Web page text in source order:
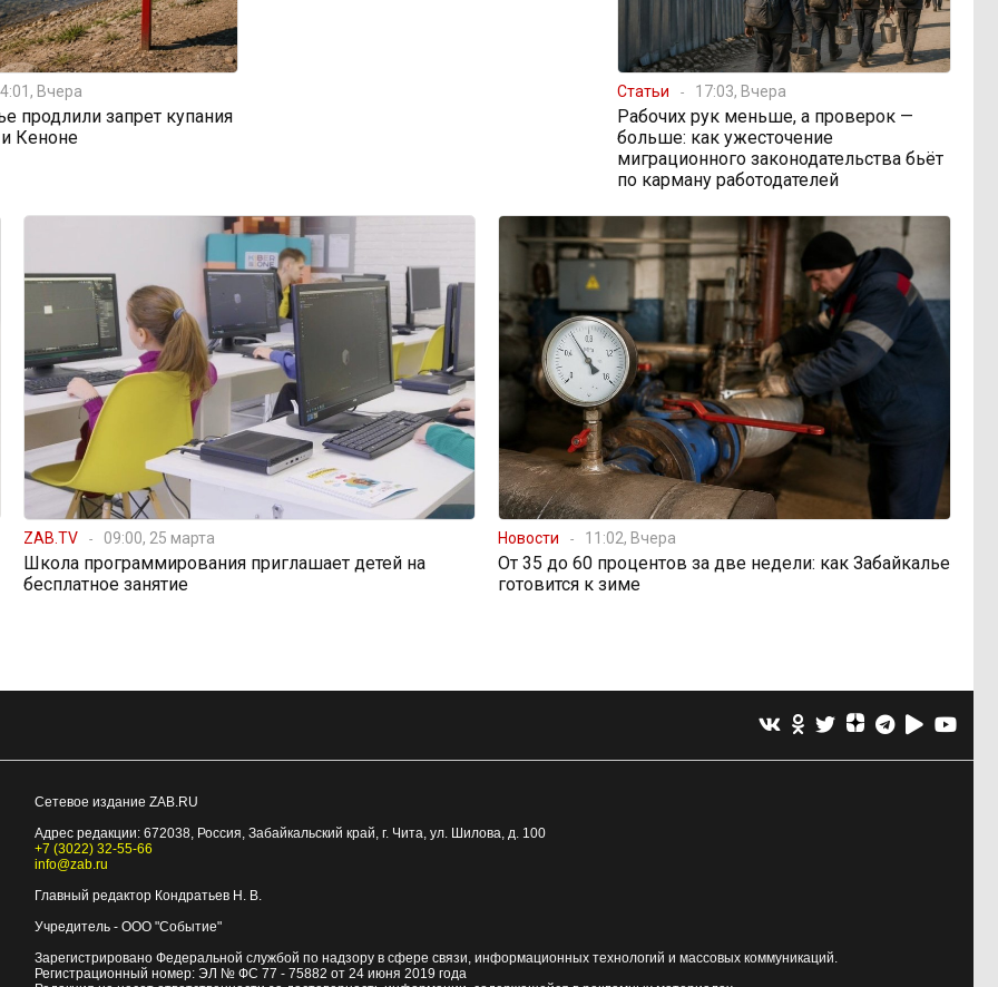
Вчера
продлили запрет купания
Кеноне
Статьи 17:03, Вчера
Рабочих рук меньше, а проверок —
больше: как ужесточение
миграционного законодательства бьёт
по карману работодателей
ZAB.TV 09:00, 25 марта
Школа программирования приглашает детей на
бесплатное занятие
Новости 11:02, Вчера
От 35 до 60 процентов за две недели: как Забайкалье
готовится к зиме
Сетевое издание ZAB.RU
Адрес редакции: 672038, Россия, Забайкальский край, г. Чита, ул. Шилова, д. 100
+7 (3022) 32-55-66
info@zab.ru
Главный редактор Кондратьев Н. В.
Учредитель - ООО "Событие"
Зарегистрировано Федеральной службой по надзору в сфере связи, информационных технологий и массовых коммуникаций.
Регистрационный номер: ЭЛ № ФС 77 - 75882 от 24 июня 2019 года